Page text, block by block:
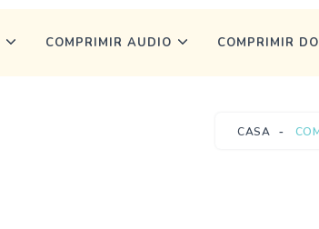
COMPRIMIR AUDIO COMPRIMIR
CASA